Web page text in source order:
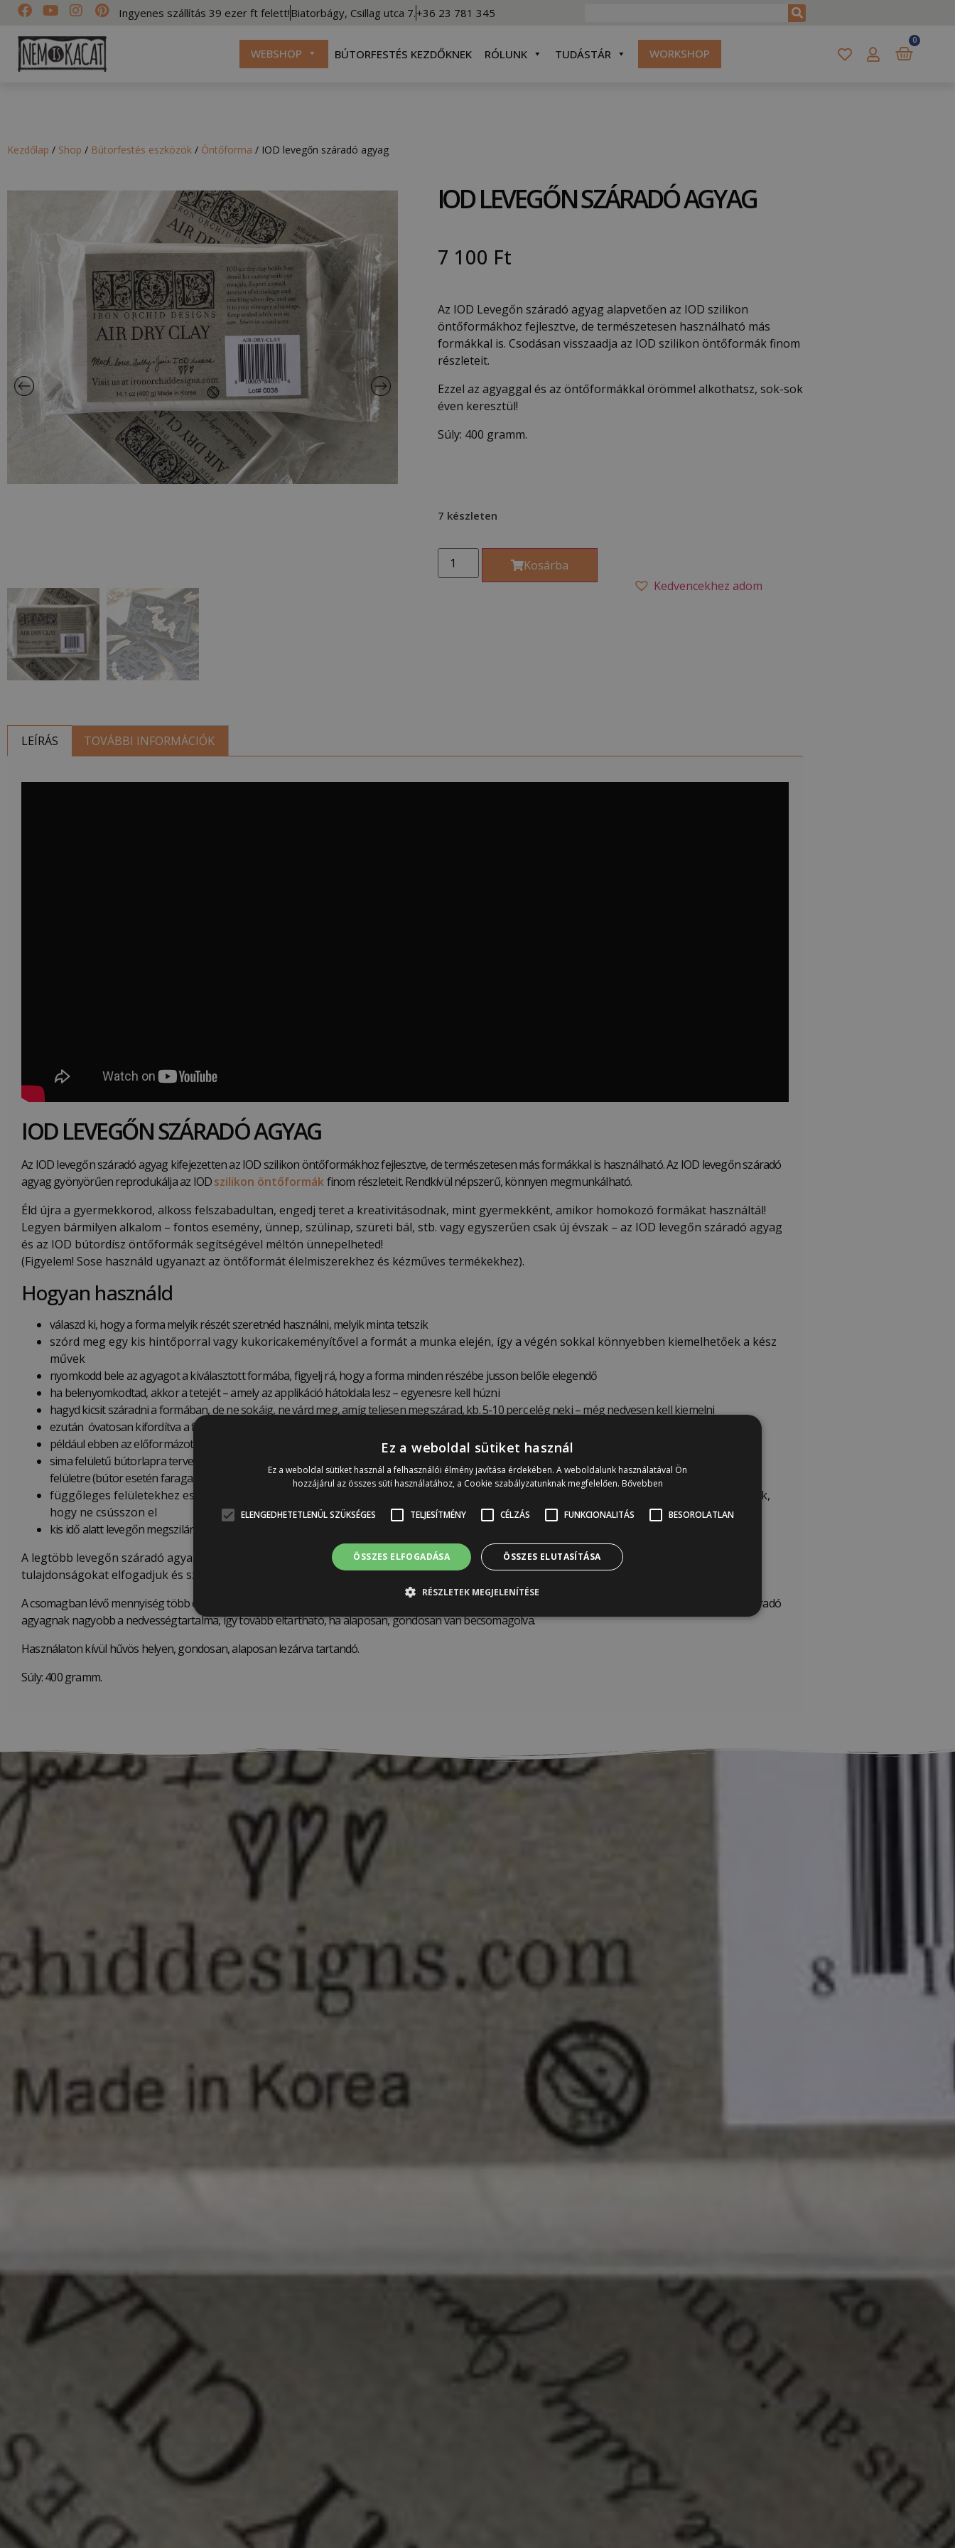
Ingyenes szállítás 39 ezer ft felett!Biatorbágy, Csillag utca 7.+36 23 781 345
WEBSHOP BÚTORFESTÉS KEZDŐKNEK RÓLUNK TUDÁSTÁR WORKSHOP
0
Kezdőlap / Shop / Bútorfestés eszközök / Öntőforma / IOD levegőn száradó agyag
IOD LEVEGŐN SZÁRADÓ AGYAG
7 100 Ft
Az IOD Levegőn száradó agyag alapvetően az IOD szilikon
öntőformákhoz fejlesztve, de természetesen használható más
formákkal is. Csodásan visszaadja az IOD szilikon öntőformák finom
részleteit.
Ezzel az agyaggal és az öntőformákkal örömmel alkothatsz, sok-sok
éven keresztül!
Súly: 400 gramm.
7 készleten
Kosárba
Kedvencekhez adom
LEÍRÁS TOVÁBBI INFORMÁCIÓK
IOD LEVEGŐN SZÁRADÓ AGYAG
Az IOD levegőn száradó agyag kifejezetten az IOD szilikon öntőformákhoz fejlesztve, de természetesen más formákkal is használható. Az IOD levegőn száradó
agyag gyönyörűen reprodukálja az IODszilikon öntőformákfinom részleteit. Rendkívül népszerű, könnyen megmunkálható.
Éld újra a gyermekkorod, alkoss felszabadultan, engedj teret a kreativitásodnak, mint gyermekként, amikor homokozó formákat használtál!
Legyen bármilyen alkalom – fontos esemény, ünnep, szülinap, szüreti bál, stb. vagy egyszerűen csak új évszak – az IOD levegőn száradó agyag
és az IOD bútordísz öntőformák segítségével méltón ünnepelheted!
(Figyelem! Sose használd ugyanazt az öntőformát élelmiszerekhez és kézműves termékekhez).
Hogyan használd
válaszd ki, hogy a forma melyik részét szeretnéd használni, melyik minta tetszik
szórd meg egy kis hintőporral vagy kukoricakeményítővel a formát a munka elején, így a végén sokkal könnyebben kiemelhetőek a kész
művek
nyomkodd bele az agyagot a kiválasztott formába, figyelj rá, hogy a forma minden részébe jusson belőle elegendő
ha belenyomkodtad, akkor a tetejét – amely az applikáció hátoldala lesz – egyenesre kell húzni
hagyd kicsit száradni a formában, de ne sokáig, ne várd meg, amíg teljesen megszárad, kb. 5-10 perc elég neki – még nedvesen kell kiemelni
ezután óvatosan kifordítva a formából még tovább alakítható a gyurma
például ebben az előformázott állapotában egy íves részletre simítva pontosan úgy köt meg, ahogy később illeszteni kell
sima felületű bútorlapra tervezve egy vízszintes lapra kell helyezni, hogy egyenesre száradjon, de még puha állapotában ragasztással kell felvinni a
felületre (bútor esetén faragasztóval)
függőleges felületekhez esetleg használhatunk egy darabka celluxot vagy maszkoló szalagot, hogy tartsa a helyén, amíg felragasztjuk,
hogy ne csússzon el
kis idő alatt levegőn megszilárdulva a minta kikeményedik és festhetővé válik
A legtöbb levegőn száradó agyaghoz hasonlóan száradás után némi zsugorodás, deformáció és repedés is előfordulhat. Ezeket a
tulajdonságokat elfogadjuk és szeretjük, szerintünk hozzájárulnak a hiteles vintage megjelenéshez.
A csomagban lévő mennyiség több öntőformára is elég, és a tapasztalat azt mutatja, hogy más levegőn száradó agyagokkal szemben, az IOD levegőn száradó
agyagnak nagyobb a nedvességtartalma, így tovább eltartható, ha alaposan, gondosan van becsomagolva.
Használaton kívül hűvös helyen, gondosan, alaposan lezárva tartandó.
Súly: 400 gramm.
Ez a weboldal sütiket használ
Ez a weboldal sütiket használ a felhasználói élmény javítása érdekében. A weboldalunk használatával Ön
hozzájárul az összes süti használatához, a Cookie szabályzatunknak megfelelően. Bővebben
ELENGEDHETETLENÜL SZÜKSÉGES TELJESÍTMÉNY CÉLZÁS FUNKCIONALITÁS BESOROLATLAN
ÖSSZES ELFOGADÁSA ÖSSZES ELUTASÍTÁSA
RÉSZLETEK MEGJELENÍTÉSE